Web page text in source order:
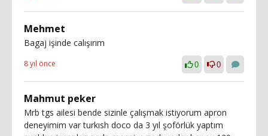
Mehmet
Bagaj işinde calışırım
8 yıl önce 0 0
Mahmut peker
Mrb tgs ailesi bende sizinle çalışmak istiyorum apron
deneyimim var turkısh doco da 3 yıl şoförlük yaptım